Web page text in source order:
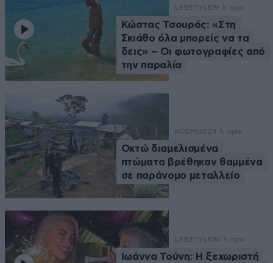
LIFESTYLE 19 λ. πριν
Κώστας Τσουρός: «Στη
Σκιάθο όλα μπορείς να τα
δεις» – Οι φωτογραφίες από
την παραλία
ΚΟΣΜΟΣ24 λ. πριν
Οκτώ διαμελισμένα
πτώματα βρέθηκαν θαμμένα
σε παράνομο μεταλλείο
LIFESTYLE30 λ. πριν
Ιωάννα Τούνη: Η ξεχωριστή